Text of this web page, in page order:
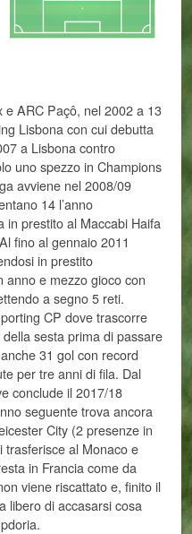
e ARC Paçô, nel 2002 a 13
Lisbona con cui debutta
a Lisbona contro
uno spezzo in Champions
avviene nel 2008/09
14 l’anno
in prestito al Maccabi Haifa
fino al gennaio 2011
in prestito
anno e mezzo gioco con
a segno 5 reti.
CP dove trascorre
sesta prima di passare
31 gol con record
per tre anni di fila. Dal
conclude il 2017/18
seguente trova ancora
City (2 presenze in
trasferisce al Monaco e
in Francia come da
viene riscattato e, finito il
libero di accasarsi cosa